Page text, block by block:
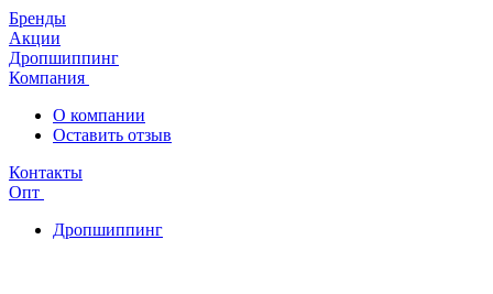
Бренды
Акции
Дропшиппинг
Компания
О компании
Оставить отзыв
Контакты
Опт
Дропшиппинг